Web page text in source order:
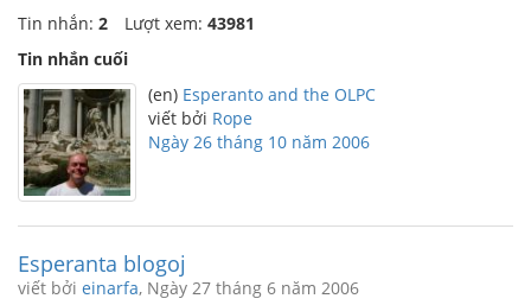
Tin nhắn: 2 Lượt xem: 43981
Tin nhắn cuối
(en) Esperanto and the OLPC
viết bởi Rope
Ngày 26 tháng 10 năm 2006
Esperanta blogoj
viết bởi einarfa, Ngày 27 tháng 6 năm 2006